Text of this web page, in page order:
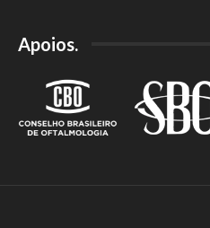
Apoios.